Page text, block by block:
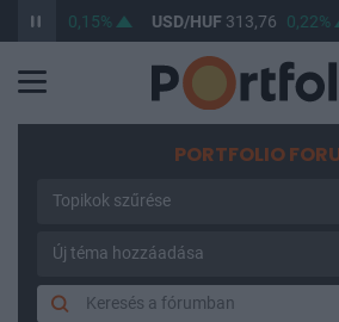
0,15% USD/HUF313,76 0,22%
PORTFOLIO
Topikok szűrése
Új téma hozzáadása